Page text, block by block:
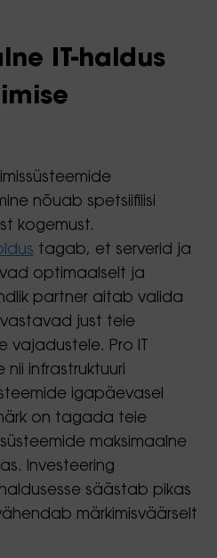
IT-haldus
nõuab spetsiifilisi
kogemust.
tagab, et serverid ja
optimaalselt ja
partner aitab valida
just teie
Pro IT
infrastruktuuri
igapäevasel
on tagada teie
maksimaalne
Investeering
säästab pikas
märkimisväärselt